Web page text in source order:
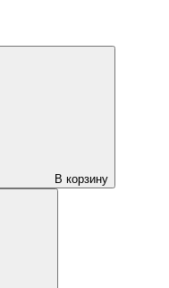
В корзину